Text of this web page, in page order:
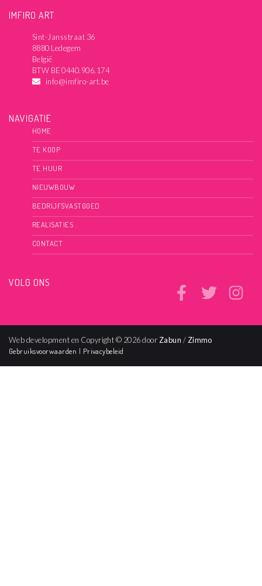
IMFIRO ART
Sint-Jansstraat 36
8880 Ledegem
België
BTW BE 0440.906.174
info@imfiro-art.be
NAVIGATIE
HOME
TE KOOP
TE HUUR
NIEUWBOUW
BEDRIJFSVASTGOED
REALISATIES
CONTACT
VOLG ONS
Web development en Copyright © 2026 door Zabun / Zimmo
Gebruiksvoorwaarden | Privacybeleid